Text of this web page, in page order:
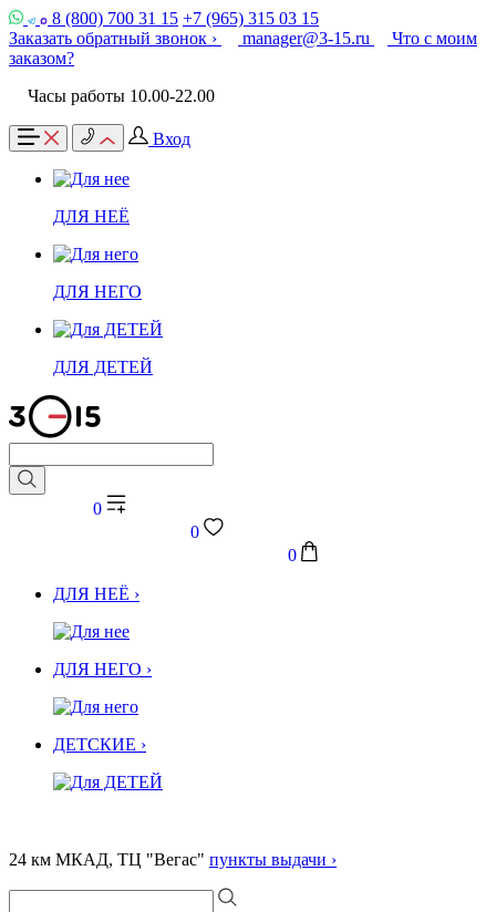
8 (800) 700 31 15 +7 (965) 315 03 15
Заказать обратный звонок ›
manager@3-15.ru
Что с моим
заказом?
Часы работы 10.00-22.00
Вход
ДЛЯ НЕЁ
ДЛЯ НЕГО
ДЛЯ ДЕТЕЙ
0
0
0
ДЛЯ НЕЁ ›
ДЛЯ НЕГО ›
ДЕТСКИЕ ›
24 км МКАД, ТЦ "Вегас" пункты выдачи ›